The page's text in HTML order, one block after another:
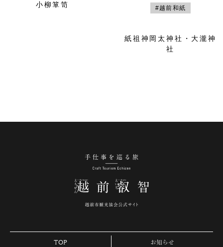
小柳箪笥 #越前和紙
紙祖神岡太神社・大瀧神
社
TOP お知らせ